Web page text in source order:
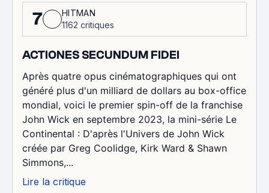
7
HITMAN
1162 critiques
ACTIONES SECUNDUM FIDEI
Après quatre opus cinématographiques qui ont
généré plus d'un milliard de dollars au box-office
mondial, voici le premier spin-off de la franchise
John Wick en septembre 2023, la mini-série Le
Continental : D'après l'Univers de John Wick
créée par Greg Coolidge, Kirk Ward & Shawn
Simmons,...
Lire la critique